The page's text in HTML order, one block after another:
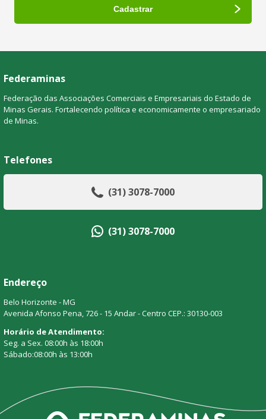
Federaminas
Federação das Associações Comerciais e Empresariais do Estado de
Minas Gerais. Fortalecendo política e economicamente o empresariado
de Minas.
Telefones
(31) 3078-7000
(31) 3078-7000
Endereço
Belo Horizonte - MG
Avenida Afonso Pena, 726 - 15 Andar - Centro CEP.: 30130-003
Horário de Atendimento:
Seg. a Sex. 08:00h às 18:00h
Sábado:08:00h às 13:00h